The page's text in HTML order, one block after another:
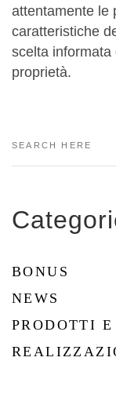
attentamente le
caratteristiche
scelta
proprietà.
BONUS
NEWS
PRODOTTI